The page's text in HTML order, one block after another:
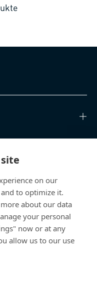
on our
to optimize it.
about our data
your personal
now or at any
allow us to our use